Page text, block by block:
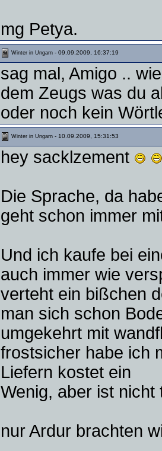
mg Petya.
Winter in Ungarn - 09.09.2009, 16:37:19
sag mal, Amigo ..
dem Zeugs was du
oder noch kein
Winter in Ungarn - 10.09.2009, 15:31:53
hey sacklzement
Die Sprache, da
geht schon immer
Und ich kaufe bei
auch immer wie
verteht ein bißchen
man sich schon
umgekehrt mit
frostsicher habe ich
Liefern kostet ein
Wenig, aber ist
nur Ardur brachten